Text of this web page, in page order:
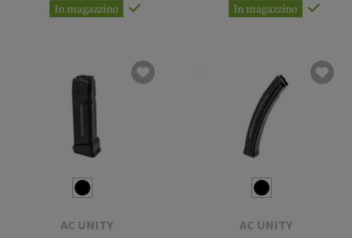
In magazzino In magazzino
AC UNITY AC UNITY